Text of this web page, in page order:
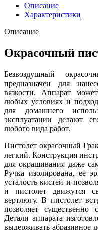
Описание
Характеристики
Описание
Окрасочный
Безвоздушный
предназначен для
вязкости. Аппарат
любых условиях и
для домашнего
эксплуатации делают
любого вида работ.
Пистолет окрасочный
легкий. Конструкция
для окрашивания даже
Ручка изолирована, ее
усталость кистей и
и пистолет движутся
вертлюгу. В пистолет
позволяет существенно
Детали аппарата
выдерживать абразивное